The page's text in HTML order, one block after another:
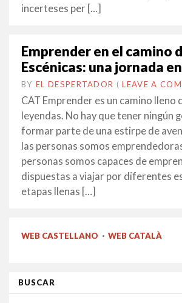
incerteses per […]
Emprender en el camino
Escénicas: una jornada
BY EL DESPERTADOR ON
7
JUNY
•(LEAVE A
CAT Emprender es un camino lleno
leyendas. No hay que tener ningún
formar parte de una estirpe de
las personas somos
personas somos capaces de
dispuestas a viajar por diferentes
etapas llenas […]
WEB CASTELLANO · WEB CATALÀ
BUSCAR